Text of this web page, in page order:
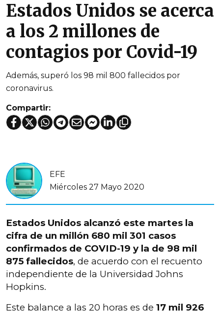
Estados Unidos se acerca
a los 2 millones de
contagios por Covid-19
Además, superó los 98 mil 800 fallecidos por
coronavirus.
Compartir:
EFE
Miércoles 27 Mayo 2020
Estados Unidos alcanzó este martes la
cifra de un millón 680 mil 301 casos
confirmados de COVID-19 y la de 98 mil
875 fallecidos, de acuerdo con el recuento
independiente de la Universidad Johns
Hopkins.
Este balance a las 20 horas es de 17 mil 926